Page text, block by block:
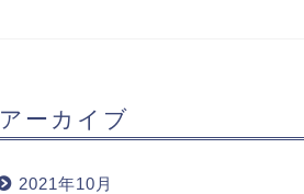
アーカイブ
2021年10月